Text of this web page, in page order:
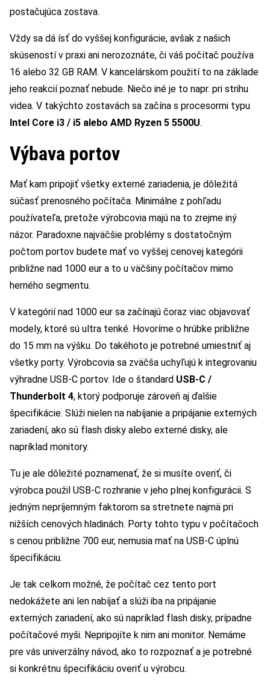
postačujúca zostava.
Vždy sa dá ísť do vyššej konfigurácie, avšak z našich
skúseností v praxi ani nerozoznáte, či váš počítač používa
16 alebo 32 GB RAM. V kancelárskom použití to na základe
jeho reakcií poznať nebude. Niečo iné je to napr. pri strihu
videa. V takýchto zostavách sa začína s procesormi typu
Intel Core i3 / i5 alebo AMD Ryzen 5 5500U.
Výbava portov
Mať kam pripojiť všetky externé zariadenia, je dôležitá
súčasť prenosného počítača. Minimálne z pohľadu
používateľa, pretože výrobcovia majú na to zrejme iný
názor. Paradoxne najväčšie problémy s dostatočným
počtom portov budete mať vo vyššej cenovej kategórii
približne nad 1000 eur a to u väčšiny počítačov mimo
herného segmentu.
V kategórií nad 1000 eur sa začínajú čoraz viac objavovať
modely, ktoré sú ultra tenké. Hovoríme o hrúbke približne
do 15 mm na výšku. Do takéhoto je potrebné umiestniť aj
všetky porty. Výrobcovia sa zväčša uchyľujú k integrovaniu
výhradne USB-C portov. Ide o štandard USB-C /
Thunderbolt 4, ktorý podporuje zároveň aj ďalšie
špecifikácie. Slúži nielen na nabíjanie a pripájanie externých
zariadení, ako sú flash disky alebo externé disky, ale
napríklad monitory.
Tu je ale dôležité poznamenať, že si musíte overiť, či
výrobca použil USB-C rozhranie v jeho plnej konfigurácii. S
jedným nepríjemným faktorom sa stretnete najmä pri
nižších cenových hladinách. Porty tohto typu v počítačoch
s cenou približne 700 eur, nemusia mať na USB-C úplnú
špecifikáciu.
Je tak celkom možné, že počítač cez tento port
nedokážete ani len nabíjať a slúži iba na pripájanie
externých zariadení, ako sú napríklad flash disky, prípadne
počítačové myši. Nepripojíte k nim ani monitor. Nemáme
pre vás univerzálny návod, ako to rozpoznať a je potrebné
si konkrétnu špecifikáciu overiť u výrobcu.